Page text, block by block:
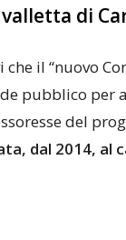
di
il “nuovo
pubblico per
del
dal 2014,